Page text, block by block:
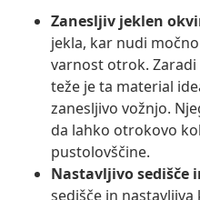
Zanesljiv jeklen
jekla, kar nudi
varnost otrok.
teže je ta material
zanesljivo vožnjo.
da lahko otrokovo
pustolovščine.
Nastavljivo sedišče
sedišče in